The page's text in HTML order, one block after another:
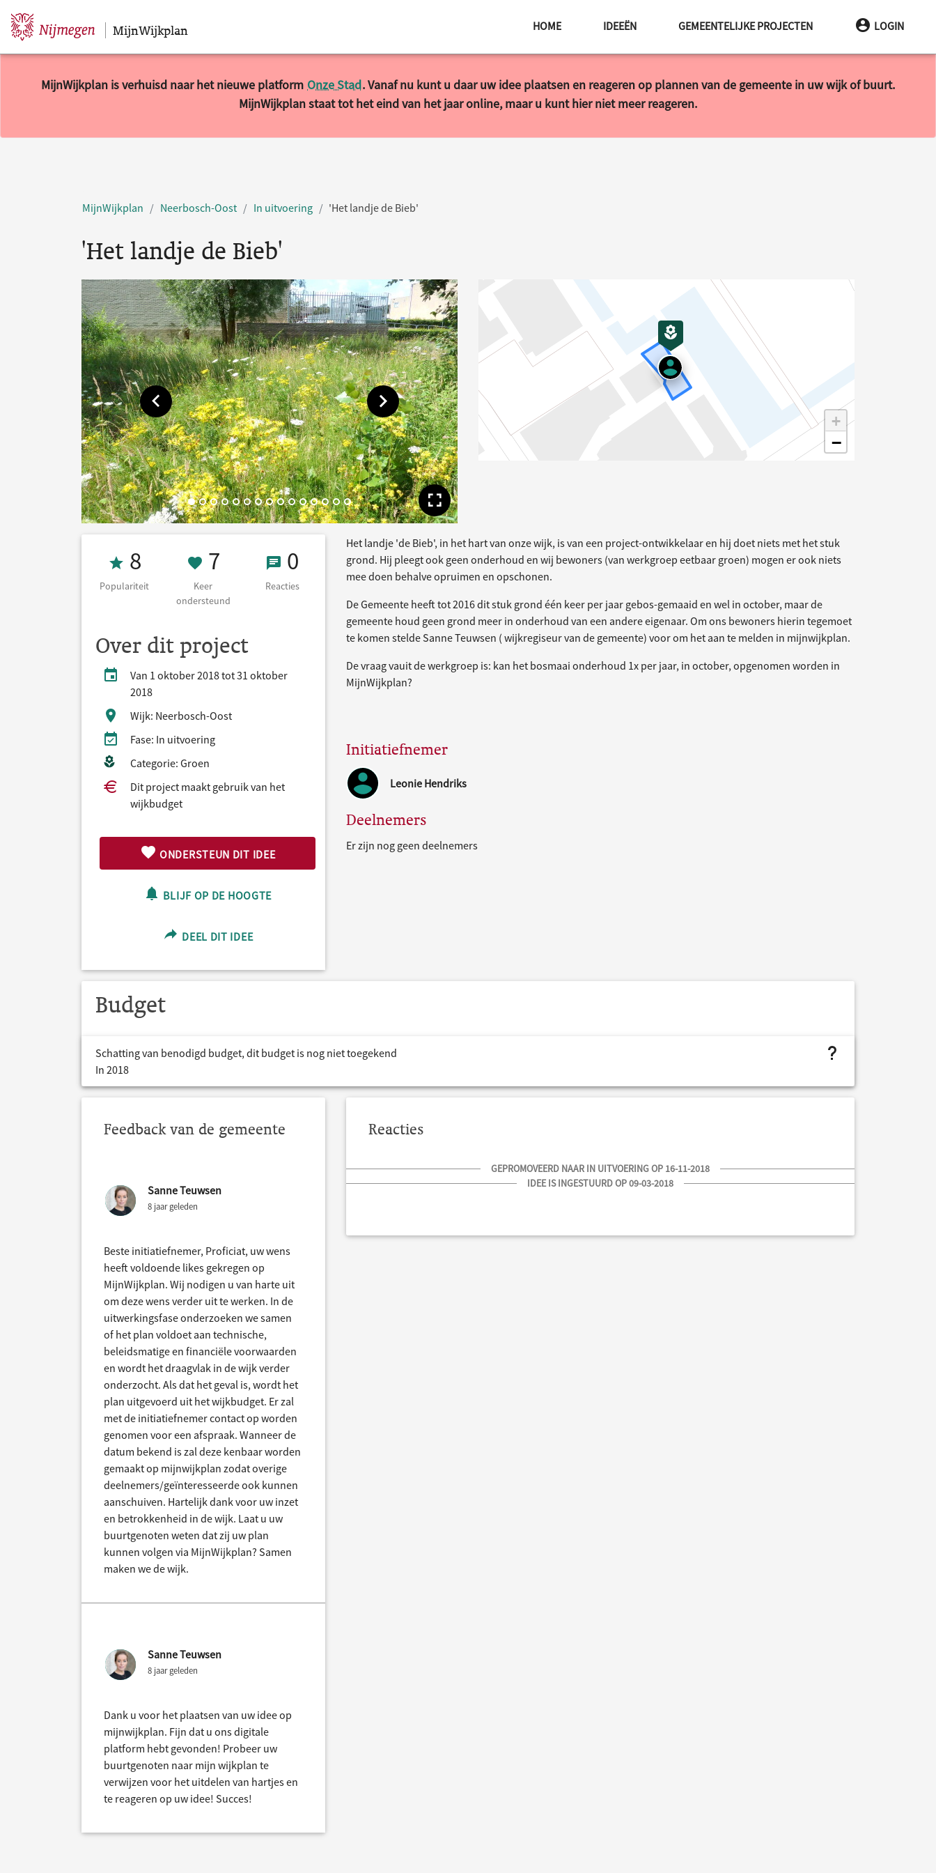
Sla navigatie over MijnWijkplan HOME IDEEËN GEMEENTELIJKE PROJECTEN LOGIN
MijnWijkplan is verhuisd naar het nieuwe platform Onze Stad. Vanaf nu kunt u daar uw idee plaatsen en reageren op plannen van de gemeente in uw wijk of buurt.
MijnWijkplan staat tot het eind van het jaar online, maar u kunt hier niet meer reageren.
MijnWijkplan Neerbosch-Oost In uitvoering 'Het landje de Bieb'
'Het landje de Bieb'
Toon vorige afbeelding Toon volgende afbeelding
Toon volledige afbeelding
+
−
Populariteit 8
8
Populariteit
7 Keer ondersteund
7
Keer
ondersteund
0 Reacties
0
Reacties
Over dit project
Van 1 oktober 2018 tot 31 oktober
2018
Wijk: Neerbosch-Oost
Fase: In uitvoering
Categorie: Groen
Dit project maakt gebruik van het
wijkbudget
ONDERSTEUN DIT IDEE
BLIJF OP DE HOOGTE
DEEL DIT IDEE
Het landje 'de Bieb', in het hart van onze wijk, is van een project-ontwikkelaar en hij doet niets met het stuk
grond. Hij pleegt ook geen onderhoud en wij bewoners (van werkgroep eetbaar groen) mogen er ook niets
mee doen behalve opruimen en opschonen.
De Gemeente heeft tot 2016 dit stuk grond één keer per jaar gebos-gemaaid en wel in october, maar de
gemeente houd geen grond meer in onderhoud van een andere eigenaar. Om ons bewoners hierin tegemoet
te komen stelde Sanne Teuwsen ( wijkregiseur van de gemeente) voor om het aan te melden in mijnwijkplan.
De vraag vauit de werkgroep is: kan het bosmaai onderhoud 1x per jaar, in october, opgenomen worden in
MijnWijkplan?
Initiatiefnemer
Leonie Hendriks
Deelnemers
Er zijn nog geen deelnemers
Budget
Schatting van benodigd budget, dit budget is nog niet toegekend
In 2018
project.budget.fields.is not assigned
Feedback van de gemeente
Sanne Teuwsen
8 jaar geleden
Beste initiatiefnemer, Proficiat, uw wens
heeft voldoende likes gekregen op
MijnWijkplan. Wij nodigen u van harte uit
om deze wens verder uit te werken. In de
uitwerkingsfase onderzoeken we samen
of het plan voldoet aan technische,
beleidsmatige en financiële voorwaarden
en wordt het draagvlak in de wijk verder
onderzocht. Als dat het geval is, wordt het
plan uitgevoerd uit het wijkbudget. Er zal
met de initiatiefnemer contact op worden
genomen voor een afspraak. Wanneer de
datum bekend is zal deze kenbaar worden
gemaakt op mijnwijkplan zodat overige
deelnemers/geïnteresseerde ook kunnen
aanschuiven. Hartelijk dank voor uw inzet
en betrokkenheid in de wijk. Laat u uw
buurtgenoten weten dat zij uw plan
kunnen volgen via MijnWijkplan? Samen
maken we de wijk.
Sanne Teuwsen
8 jaar geleden
Dank u voor het plaatsen van uw idee op
mijnwijkplan. Fijn dat u ons digitale
platform hebt gevonden! Probeer uw
buurtgenoten naar mijn wijkplan te
verwijzen voor het uitdelen van hartjes en
te reageren op uw idee! Succes!
Reacties
GEPROMOVEERD NAAR IN UITVOERING OP 16-11-2018
IDEE IS INGESTUURD OP 09-03-2018